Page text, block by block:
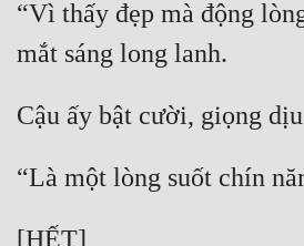
“Vì thấy đẹp mà động
mắt sáng long lanh.
Cậu ấy bật cười, giọng
“Là một lòng suốt chín
[HẾT]